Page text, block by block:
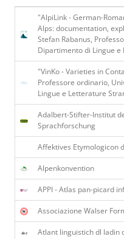
"AlpiLink - German-
Alps: documentation,
Stefan Rabanus,
Dipartimento di Lingue
"VinKo - Varieties in
Professore ordinario,
Lingue e Letterature
Adalbert-Stifter-Institut
Sprachforschung
Affektives Etymologicon
Alpenkonvention
APPI - Atlas pan-picard
Associazione Walser
Atlant linguistich dl ladin